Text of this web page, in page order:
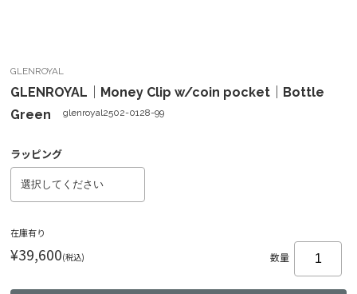
GLENROYAL
GLENROYAL｜Money Clip w/coin pocket｜Bottle
Green
glenroyal2502-0128-99
ラッピング
在庫有り
¥39,600(税込) 数量